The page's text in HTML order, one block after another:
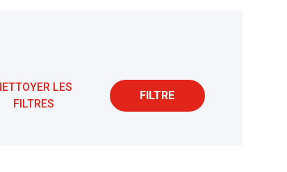
LES
FILTRES
FILTRE